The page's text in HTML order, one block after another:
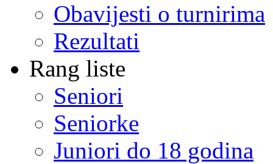
Obavijesti o turnirima
Rezultati
Rang liste
Seniori
Seniorke
Juniori do 18 godina